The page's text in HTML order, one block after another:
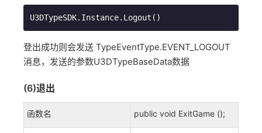
U3DTypeSDK.Instance.Logout()
登出成功则会发送 TypeEventType.EVENT_LOGOUT
消息，发送的参数U3DTypeBaseData数据
(6)退出
函数名 public void ExitGame ();